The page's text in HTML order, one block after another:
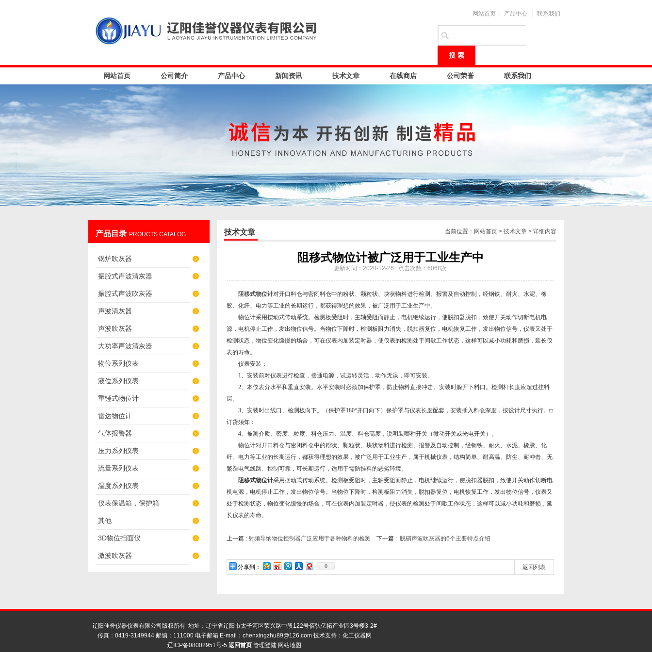
辽阳佳誉仪器仪表有限公司
网站首页 产品中心 联系我们
网站首页 公司简介 产品中心 新闻资讯 技术文章 在线商店 公司荣誉 联系我们
产品目录 PROUCTS CATALOG
锅炉吹灰器
振腔式声波清灰器
振腔式声波吹灰器
声波清灰器
声波吹灰器
大功率声波清灰器
物位系列仪表
液位系列仪表
重锤式物位计
雷达物位计
气体报警器
压力系列仪表
流量系列仪表
温度系列仪表
仪表保温箱，保护箱
其他
3D物位扫面仪
激波吹灰器
当前位置： 网站首页 > 技术文章 > 详细内容
技术文章
阻移式物位计被广泛用于工业生产中
更新时间：2020-12-26 点击次数：6068次
阻移式物位计对开口料仓与密闭料仓中的粉状、颗粒状、块状物料进行检测、报警及自动控制，经钢铁、耐火、水泥、橡
胶、化纤、电力等工业的长期运行，都获得理想的效果，被广泛用于工业生产中。
物位计采用摆动式传动系统。检测板受阻时，主轴受阻而静止，电机继续运行，使脱扣器脱扣，致使开关动作切断电机电
源，电机停止工作，发出物位信号。当物位下降时，检测板阻力消失，脱扣器复位，电机恢复工作，发出物位信号，仪表又处于
检测状态，物位变化缓慢的场合，可在仪表内加装定时器，使仪表的检测处于间歇工作状态，这样可以减小功耗和磨损，延长仪
表的寿命。
仪表安装：
1、安装前对仪表进行检查，接通电源，试运转灵活，动作无误，即可安装。
2、本仪表分水平和垂直安装。水平安装时必须加保护罩，防止物料直接冲击。安装时躲开下料口。检测杆长度应超过挂料
层。
3、安装时出线口、检测板向下。（保护罩180°开口向下）保护罩与仪表长度配套，安装插入料仓深度，按设计尺寸执行。□
订货须知：
4、被测介质、密度、粒度、料仓压力、温度、料仓高度，说明装哪种开关（微动开关或光电开关）。
物位计对开口料仓与密闭料仓中的粉状、颗粒状、块状物料进行检测、报警及自动控制，经钢铁、耐火、水泥、橡胶、化
纤、电力等工业的长期运行，都获得理想的效果，被广泛用于工业生产，属于机械仪表，结构简单、耐高温、防尘、耐冲击、无
繁杂电气线路、控制可靠，可长期运行，适用于需防挂料的恶劣环境。
阻移式物位计采用摆动式传动系统。检测板受阻时，主轴受阻而静止，电机继续运行，使脱扣器脱扣，致使开关动作切断电
机电源，电机停止工作，发出物位信号。当物位下降时，检测板阻力消失，脱扣器复位，电机恢复工作，发出物位信号，仪表又
处于检测状态，物位变化缓慢的场合，可在仪表内加装定时器，使仪表的检测处于间歇工作状态，这样可以减小功耗和磨损，延
长仪表的寿命。
上一篇 : 射频导纳物位控制器广泛应用于各种物料的检测 下一篇 : 脱硝声波吹灰器的6个主要特点介绍
分享到： 0 返回列表
辽阳佳誉仪器仪表有限公司版权所有 地址：辽宁省辽阳市太子河区荣兴路中段122号佰弘亿拓产业园3号楼3-2#
传真：0419-3149944 邮编：111000 电子邮箱 E-mail： chenxingzhu89@126.com技术支持： 化工仪器网
辽ICP备08002951号-5 返回首页 管理登陆 网站地图